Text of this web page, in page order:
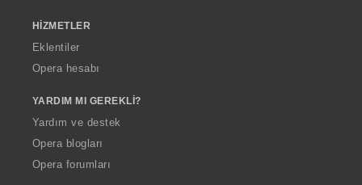
HIZMETLER
Eklentiler
Opera hesabı
YARDIM MI GEREKLI?
Yardım ve destek
Opera blogları
Opera forumları